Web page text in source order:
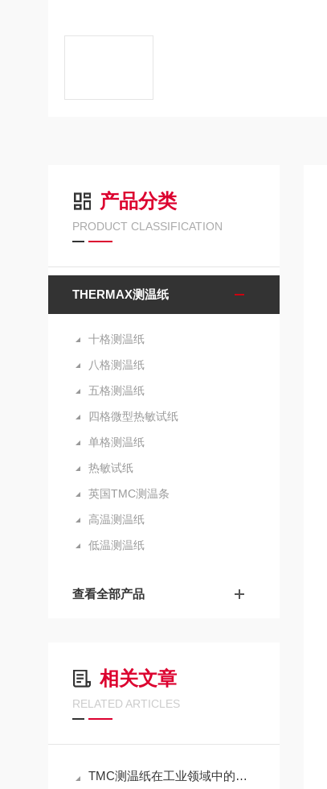
产品分类
PRODUCT CLASSIFICATION
THERMAX测温纸
十格测温纸
八格测温纸
五格测温纸
四格微型热敏试纸
单格测温纸
热敏试纸
英国TMC测温条
高温测温纸
低温测温纸
查看全部产品
相关文章
RELATED ARTICLES
TMC测温纸在工业领域中的应用